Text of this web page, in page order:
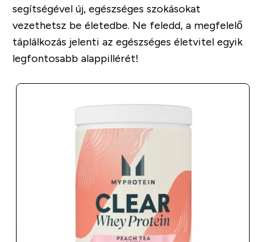
segítségével új, egészséges szokásokat
vezethetsz be életedbe. Ne feledd, a megfelelő
táplálkozás jelenti az egészséges életvitel egyik
legfontosabb alappillérét!